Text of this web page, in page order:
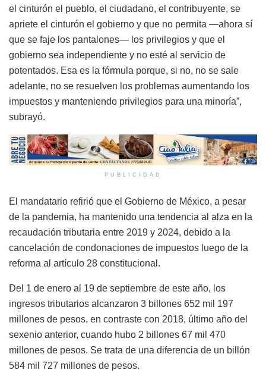
el cinturón el pueblo, el ciudadano, el contribuyente, se
apriete el cinturón el gobierno y que no permita —ahora sí
que se faje los pantalones— los privilegios y que el
gobierno sea independiente y no esté al servicio de
potentados. Esa es la fórmula porque, si no, no se sale
adelante, no se resuelven los problemas aumentando los
impuestos y manteniendo privilegios para una minoría”,
subrayó.
PUBLICIDAD
El mandatario refirió que el Gobierno de México, a pesar
de la pandemia, ha mantenido una tendencia al alza en la
recaudación tributaria entre 2019 y 2024, debido a la
cancelación de condonaciones de impuestos luego de la
reforma al artículo 28 constitucional.
Del 1 de enero al 19 de septiembre de este año, los
ingresos tributarios alcanzaron 3 billones 652 mil 197
millones de pesos, en contraste con 2018, último año del
sexenio anterior, cuando hubo 2 billones 67 mil 470
millones de pesos. Se trata de una diferencia de un billón
584 mil 727 millones de pesos.